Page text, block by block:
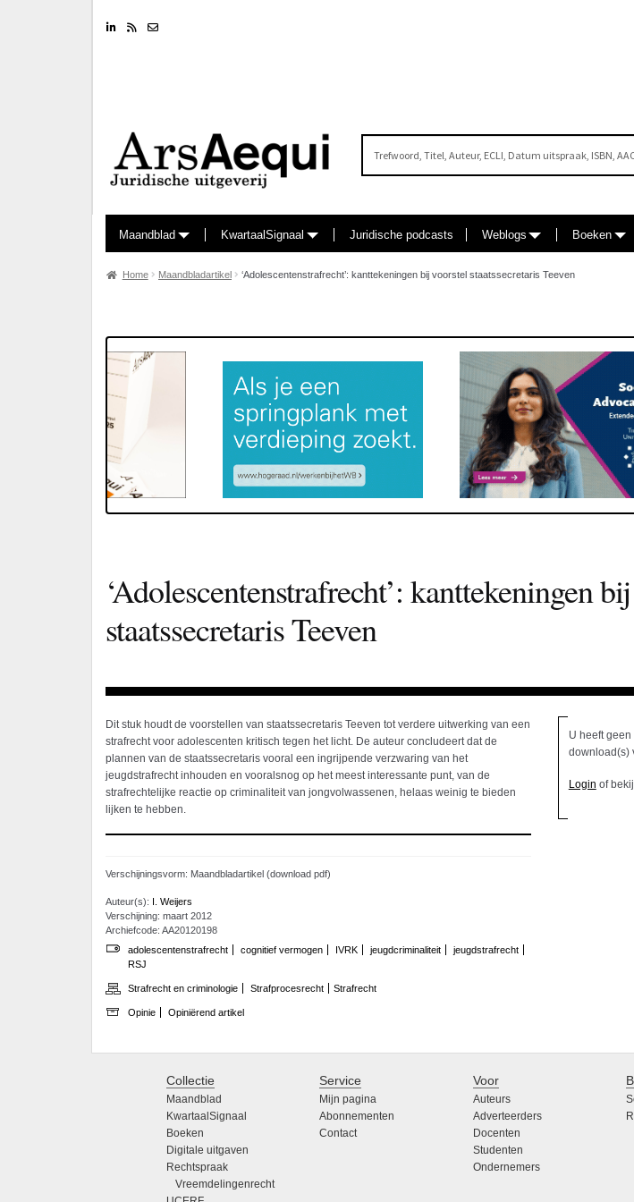
LinkedinRSS feed
Maandblad KwartaalSignaal Juridische podcasts Weblogs Boeken
Home Maandbladartikel ‘Adolescentenstrafrecht’: kanttekeningen bij voorstel staatssecretaris Teeven
‘Adolescentenstrafrecht’: kanttekeningen
staatssecretaris Teeven
Dit stuk houdt de voorstellen van staatssecretaris Teeven tot verdere uitwerking van een
strafrecht voor adolescenten kritisch tegen het licht. De auteur concludeert dat de
plannen van de staatssecretaris vooral een ingrijpende verzwaring van het
jeugdstrafrecht inhouden en vooralsnog op het meest interessante punt, van de
strafrechtelijke reactie op criminaliteit van jongvolwassenen, helaas weinig te bieden
lijken te hebben.
Verschijningsvorm: Maandbladartikel (download pdf)
Auteur(s): I. Weijers
Verschijning: maart 2012
Archiefcode: AA20120198
adolescentenstrafrecht
cognitief vermogen IVRK jeugdcriminaliteit
jeugdstrafrecht
RSJ
Strafrecht en criminologie Strafprocesrecht Strafrecht
Opinie Opiniërend artikel
U heeft
download(s)
Login of
Collectie
Maandblad
KwartaalSignaal
Boeken
Digitale uitgaven
Rechtspraak
Vreemdelingenrecht
Service
Mijn pagina
Abonnementen
Contact
Voor
Auteurs
Adverteerders
Docenten
Studenten
Ondernemers